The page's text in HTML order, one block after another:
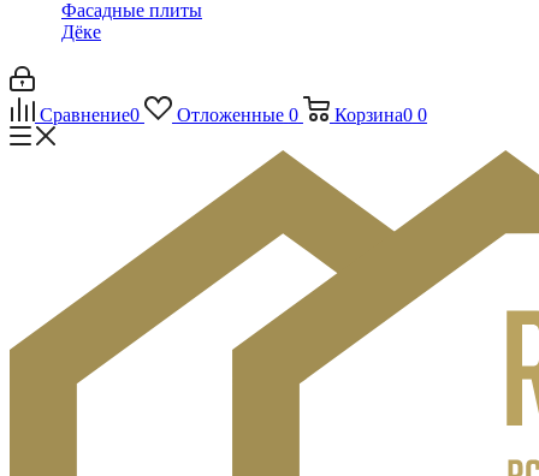
Фасадные плиты
Дёке
Сравнение0 Отложенные 0 Корзина0 0